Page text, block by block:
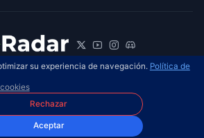
todos los
su experiencia de navegación. Política de
Rechazar
Aceptar